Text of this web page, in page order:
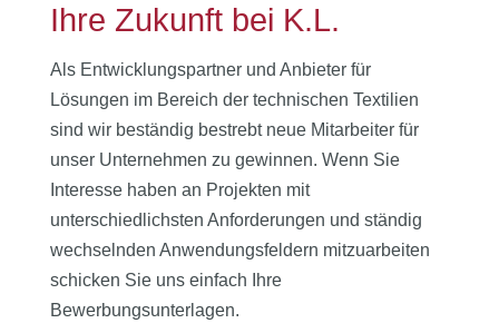
Ihre Zukunft bei K.L.
Als Entwicklungspartner und Anbieter für
Lösungen im Bereich der technischen Textilien
sind wir beständig bestrebt neue Mitarbeiter für
unser Unternehmen zu gewinnen. Wenn Sie
Interesse haben an Projekten mit
unterschiedlichsten Anforderungen und ständig
wechselnden Anwendungsfeldern mitzuarbeiten
schicken Sie uns einfach Ihre
Bewerbungsunterlagen.